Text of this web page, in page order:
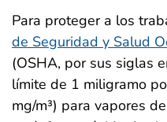
Para proteger a los
de Seguridad y Salud
(OSHA, por sus siglas
límite de 1 miligramo
mg/m³) para vapores